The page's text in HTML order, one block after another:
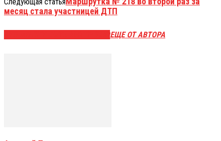
месяц стала участницей ДТП
ЕЩЕ ОТ АВТОРА